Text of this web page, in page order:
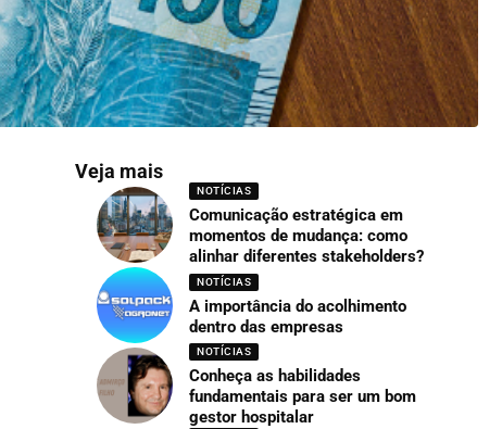
Veja mais
NOTÍCIAS
Comunicação estratégica em
momentos de mudança: como
alinhar diferentes stakeholders?
NOTÍCIAS
A importância do acolhimento
dentro das empresas
NOTÍCIAS
Conheça as habilidades
fundamentais para ser um bom
gestor hospitalar